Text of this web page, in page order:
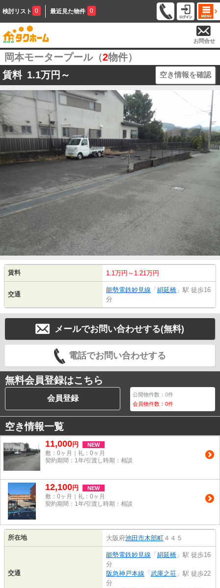
検討リスト 0 最近見た物件 0
お問合せ
岡本モータープール（2物件）
賃料 1.1万円～ 空き情報を確認
賃料 1.1万円～1.21万円
交通
能勢電鉄妙見線 「 絹延橋 」駅 徒歩16
分
メールでお問い合わせする(無料)
電話でお問い合わせする
無料会員登録はこちら
会員登録 公開物件数：0件
会員物件数：0件
空き情報一覧
11,000円 NEW
敷：0ヶ月｜礼：0ヶ月
契約期間：1年/引渡し時期：相談
12,100円 NEW
敷：0ヶ月｜礼：0ヶ月
契約期間：1年/引渡し時期：相談
所在地 大阪府池田市木部町 ４４５
交通
能勢電鉄妙見線 「 絹延橋 」駅 徒歩16
分
阪急神戸本線 「 武庫之荘 」駅 徒歩22
分